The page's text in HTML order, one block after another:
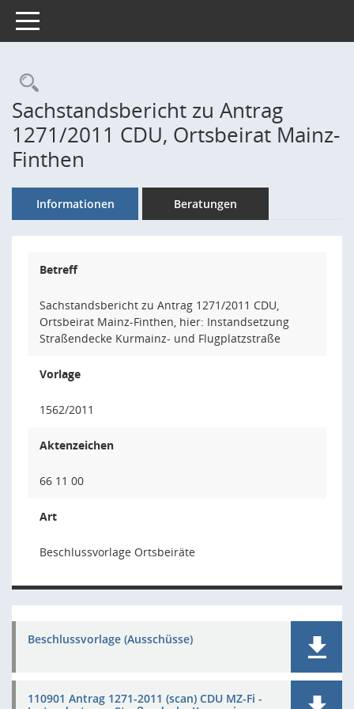
Toggle navigation
Rechercheauswahl
Sachstandsbericht zu Antrag
1271/2011 CDU, Ortsbeirat Mainz-
Finthen
Informationen Beratungen
Betreff
Sachstandsbericht zu Antrag 1271/2011 CDU,
Ortsbeirat Mainz-Finthen, hier: Instandsetzung
Straßendecke Kurmainz- und Flugplatzstraße
Vorlage
1562/2011
Aktenzeichen
66 11 00
Art
Beschlussvorlage Ortsbeiräte
Beschlussvorlage (Ausschüsse)
110901 Antrag 1271-2011 (scan) CDU MZ-Fi -